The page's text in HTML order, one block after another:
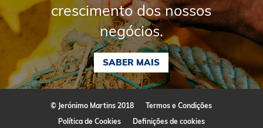
crescimento dos nossos
negócios.
SABER MAIS
© Jerónimo Martins 2018
Termos e Condições
Política de Cookies
Definições de cookies